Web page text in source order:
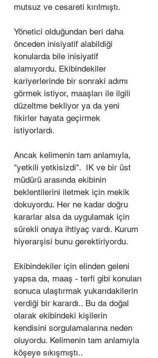
mutsuz ve cesareti kırılmıştı.
Yönetici olduğundan beri daha
önceden inisiyatif alabildiği
konularda bile inisiyatif
alamıyordu. Ekibindekiler
kariyerlerinde bir sonraki adımı
görmek istiyor, maaşları ile ilgili
düzeltme bekliyor ya da yeni
fikirler hayata geçirmek
istiyorlardı.
Ancak kelimenin tam anlamıyla,
"yetkili yetkisizdi".  IK ve bir üst
müdürü arasında ekibinin
beklentilerini iletmek için mekik
dokuyordu. Her ne kadar doğru
kararlar alsa da uygulamak için
sürekli onaya ihtiyaç vardı. Kurum
hiyerarşisi bunu gerektiriyordu.
Ekibindekiler için elinden geleni
yapsa da, maaş - terfi gibi konuları
sonuca ulaştırmak yukarıdakilerin
verdiği bir karardı.. Bu da doğal
olarak ekibindeki kişilerin
kendisini sorgulamalarına neden
oluyordu. Kelimenin tam anlamıyla
köşeye sıkışmıştı..